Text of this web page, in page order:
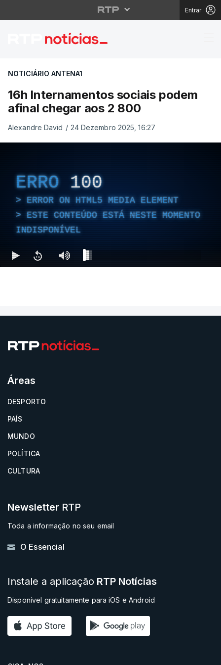
Entrar
16h Internamentos
NOTICIÁRIO ANTENA1
16h Internamentos sociais podem
afinal chegar aos 2 800
Alexandre David / 24 Dezembro 2025, 16:27
ERRO 100
ERROR ON HTML5 MEDIA ELEMENT
ESTE CONTEÚDO ESTÁ NESTE MOMENTO
INDISPONÍVEL
Áreas
DESPORTO
PAÍS
MUNDO
POLÍTICA
CULTURA
Newsletter RTP
Toda a informação no seu email
O Essencial
Instale a aplicação RTP Notícias
Disponível gratuitamente para iOS e Android